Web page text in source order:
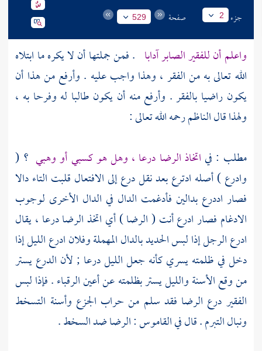
جزء 2 صفحة 529
واعلم أن للفقير الصابر آدابا . فمن جملتها أن لا يكره ما ابتلاه
الله تعالى به من الفقر ، وهذا واجب عليه . وأرفع من هذا أن
يكون راضيا بالفقر . وأرفع منه أن يكون طالبا له وفرحا به ،
ولهذا قال الناظم رحمه الله تعالى :
مطلب : فياتخاذ الرضا درعا ، وهل هو كسبي أو وهبي ؟ (
وادرع ) أصله ادترع بعد نقل درع إلى الافتعال قلبت التاء دالا
فصار اددرع بدالين فأدغمت الدال في الدال الأخرى لوجوب
الادغام فصار ادرع أنت ( الرضا ) أي اتخذ الرضا درعا ، يقال
ادرع الرجل إذا لبس الحديد بالدال المهملة وفلان ادرع الليل إذا
دخل في ظلمته يسري كأنه جعل الليل درعا ; لأن الدرع يستر
من وقع الأسنة والليل يستر بظلمته عن أعين الرقباء . فإذا لبس
الفقير درع الرضا فقد سلم من حراب الجزع وأسنة التسخط
ونبال التبرم . قال في القاموس : الرضا ضد السخط .